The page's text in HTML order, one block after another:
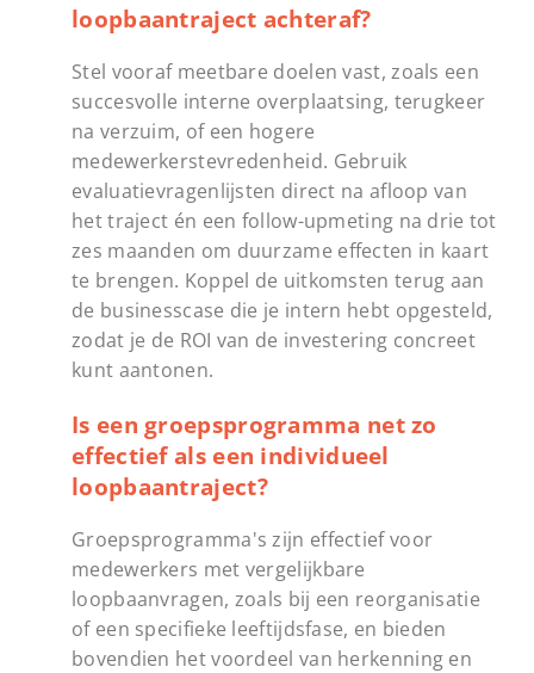
loopbaantraject achteraf?
Stel vooraf meetbare doelen vast, zoals een
succesvolle interne overplaatsing, terugkeer
na verzuim, of een hogere
medewerkerstevredenheid. Gebruik
evaluatievragenlijsten direct na afloop van
het traject én een follow-upmeting na drie tot
zes maanden om duurzame effecten in kaart
te brengen. Koppel de uitkomsten terug aan
de businesscase die je intern hebt opgesteld,
zodat je de ROI van de investering concreet
kunt aantonen.
Is een groepsprogramma net zo
effectief als een individueel
loopbaantraject?
Groepsprogramma's zijn effectief voor
medewerkers met vergelijkbare
loopbaanvragen, zoals bij een reorganisatie
of een specifieke leeftijdsfase, en bieden
bovendien het voordeel van herkenning en